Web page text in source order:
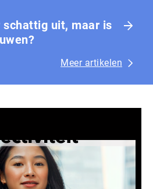
schattig uit, maar is
Meer artikelen